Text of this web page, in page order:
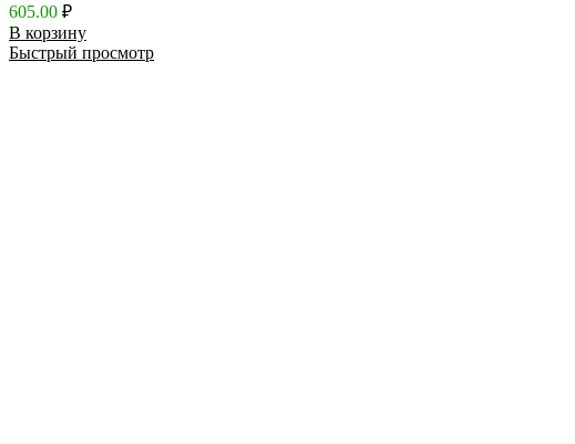
605.00 ₽
В корзину
Быстрый просмотр